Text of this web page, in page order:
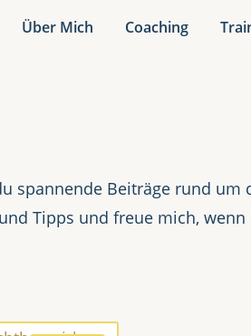
Über Mich Coaching
spannende Beiträge rund um
Tipps und freue mich,